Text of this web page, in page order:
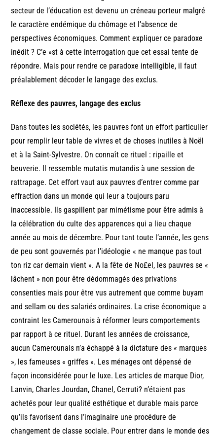
secteur de l’éducation est devenu un créneau porteur malgré
le caractère endémique du chômage et l’absence de
perspectives économiques. Comment expliquer ce paradoxe
inédit ? C’e »st à cette interrogation que cet essai tente de
répondre. Mais pour rendre ce paradoxe intelligible, il faut
préalablement décoder le langage des exclus.
Réflexe des pauvres, langage des exclus
Dans toutes les sociétés, les pauvres font un effort particulier
pour remplir leur table de vivres et de choses inutiles à Noël
et à la Saint-Sylvestre. On connaît ce rituel : ripaille et
beuverie. Il ressemble mutatis mutandis à une session de
rattrapage. Cet effort vaut aux pauvres d’entrer comme par
effraction dans un monde qui leur a toujours paru
inaccessible. Ils gaspillent par mimétisme pour être admis à
la célébration du culte des apparences qui a lieu chaque
année au mois de décembre. Pour tant toute l’année, les gens
de peu sont gouvernés par l’idéologie « ne manque pas tout
ton riz car demain vient ». A la fête de No£el, les pauvres se «
lâchent » non pour être dédommagés des privations
consenties mais pour être vus autrement que comme buyam
and sellam ou des salariés ordinaires. La crise économique a
contraint les Camerounais à réformer leurs comportements
par rapport à ce rituel. Durant les années de croissance,
aucun Camerounais n’a échappé à la dictature des « marques
», les fameuses « griffes ». Les ménages ont dépensé de
façon inconsidérée pour le luxe. Les articles de marque Dior,
Lanvin, Charles Jourdan, Chanel, Cerruti? n’étaient pas
achetés pour leur qualité esthétique et durable mais parce
qu’ils favorisent dans l’imaginaire une procédure de
changement de classe sociale. Pour entrer dans le monde des